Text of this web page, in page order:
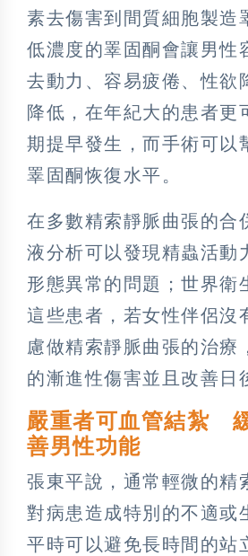
素去傷害到間質細胞製造
低濃度的睪固酮會讓男性
去動力、容易疲倦、性欲
降低，在年紀大的患者更
期提早發生，而手術可以
睪固酮恢復水平。
在多數精索靜脈曲張的合
液分析可以發現精蟲活動
形態異常的問題；世界衛
這些患者，若女性伴侶沒
慮做精索靜脈曲張的治療
的漸進性傷害並且改善日
嚴重者可血管結紮
善男性功能
張東平說，通常輕微的精
對病患造成特別的不適或
平時可以避免長時間的站